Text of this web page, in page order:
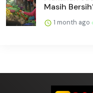
Masih
1 month ago